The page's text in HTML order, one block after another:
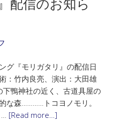
グ『モリガタリ』の配信日
：竹内良亮、演出：大田雄
鴨神社の近く、古道具屋の
な森…………トコヨノモリ。
… [Read more…]